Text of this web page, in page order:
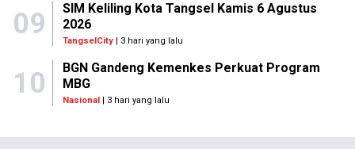
09
SIM Keliling Kota Tangsel Kamis 6 Agustus
2026
TangselCity| 3 hari yang lalu
10
BGN Gandeng Kemenkes Perkuat Program
MBG
Nasional| 3 hari yang lalu